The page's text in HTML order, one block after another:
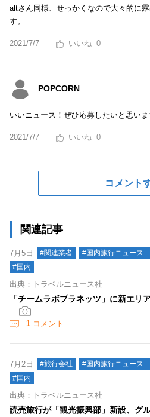
altさん同様、せっかくなので大々的に
す。
2021/7/7 0
POPCORN
いいニュース！ぜひ応募したいと思いま
2021/7/7 0
コメント
関連記事
7月5日 #関連業者
#国内旅行ニュース
#国内
出典：トラベルニュース社
「チームラボプラネッツ」に新エリ
1 コメント
7月2日 #旅行会社
#国内旅行ニュース
#国内
出典：トラベルニュース社
読売旅行が「観光振興部」新設、グ